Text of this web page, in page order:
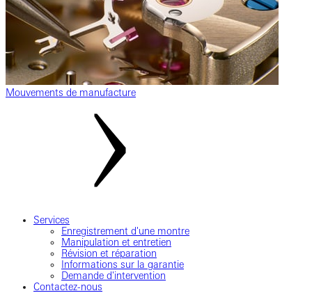
Mouvements de manufacture
Services
Enregistrement d'une montre
Manipulation et entretien
Révision et réparation
Informations sur la garantie
Demande d'intervention
Contactez-nous